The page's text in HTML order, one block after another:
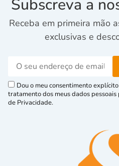
Subscreva a
Receba em primeira mão
exclusivas e
Dou o meu consentimento
tratamento dos meus dados
de Privacidade.